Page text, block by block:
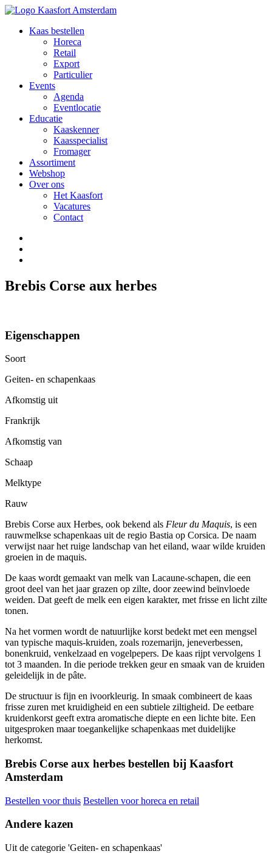
Kaas bestellen
Horeca
Retail
Export
Particulier
Events
Agenda
Eventlocatie
Educatie
Kaaskenner
Kaasspecialist
Fromager
Assortiment
Webshop
Over ons
Het Kaasfort
Vacatures
Contact
Brebis Corse aux herbes
Eigenschappen
Soort
Geiten- en schapenkaas
Afkomstig uit
Frankrijk
Afkomstig van
Schaap
Melktype
Rauw
Brebis Corse aux Herbes, ook bekend als Fleur du Maquis, is een
rauwmelkse schapenkaas uit de regio Bastia op Corsica. De naam
verwijst naar het ruige landschap van het eiland, waar wilde kruiden
groeien in de maquis.
De kaas wordt gemaakt van melk van Lacaune-schapen, die een
groot deel van het jaar grazen op zilte, door zeewind beïnvloede
weiden. Dat geeft de melk een eigen karakter, met frisse en licht zilte
tonen.
Na het vormen wordt de natuurlijke korst bedekt met een mengsel
van typische maquis-kruiden, zoals rozemarijn, jeneverbessen,
bonenkruid, venkelzaad en vogelpepers. De kaas rijpt vervolgens 1
tot 3 maanden. In die periode trekken geur en smaak van de kruiden
geleidelijk in de pâte.
De structuur is fijn en ivoorkleurig. In smaak combineert de kaas
frisse zuren met kruidigheid en een subtiele ziltigheid. De eetbare
kruidenkorst geeft extra aromatische diepte en een lichte bite. Een
uitgesproken maar toegankelijke schapenkaas met duidelijke
herkomst.
Brebis Corse aux herbes bestellen bij Kaasfort
Amsterdam
Bestellen voor thuis Bestellen voor horeca en retail
Andere kazen
Uit de categorie 'Geiten- en schapenkaas'